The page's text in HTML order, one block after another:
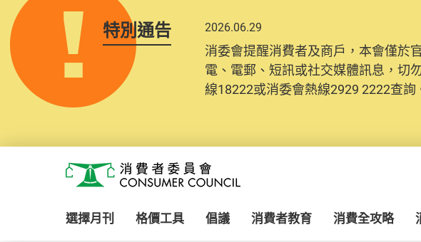
特別通告 2026.06.29
消委會提醒消費者及商戶，本會僅於
電、電郵、短訊或社交媒體訊息，切
線18222或消委會熱線2929 2222查詢
消費者委員會
選擇月刊 格價工具 倡議 消費者教育 消費全攻略